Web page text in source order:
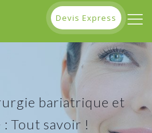
Devis Express
bariatrique et
: Tout savoir !